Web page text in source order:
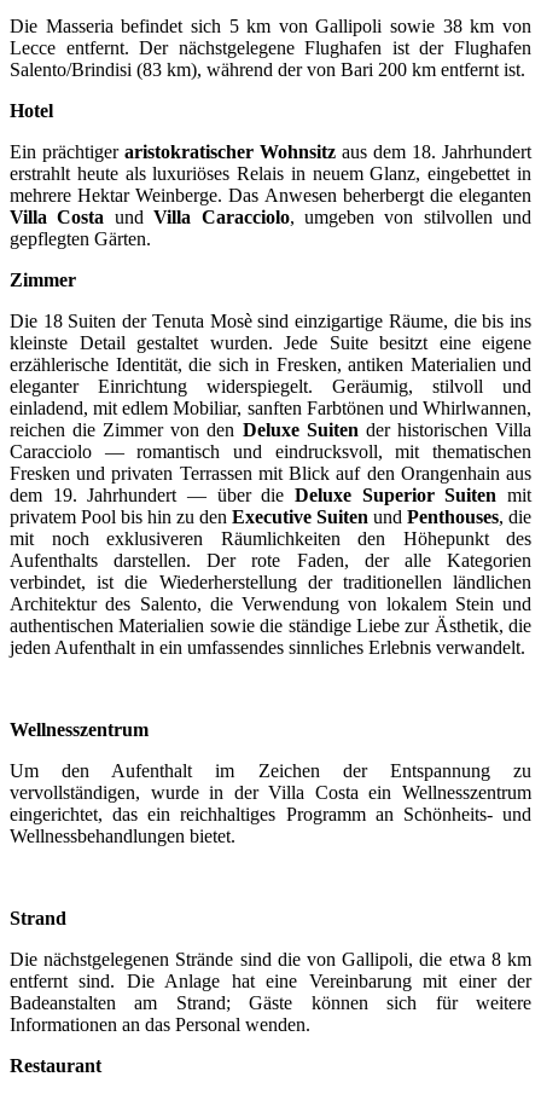
Die Masseria befindet sich 5 km von Gallipoli sowie 38 km von
Lecce entfernt. Der nächstgelegene Flughafen ist der Flughafen
Salento/Brindisi (83 km), während der von Bari 200 km entfernt ist.
Hotel
Ein prächtiger aristokratischer Wohnsitz aus dem 18. Jahrhundert
erstrahlt heute als luxuriöses Relais in neuem Glanz, eingebettet in
mehrere Hektar Weinberge. Das Anwesen beherbergt die eleganten
Villa Costa undVilla Caracciolo, umgeben von stilvollen und
gepflegten Gärten.
Zimmer
Die 18 Suiten der Tenuta Mosè sind einzigartige Räume, die bis ins
kleinste Detail gestaltet wurden. Jede Suite besitzt eine eigene
erzählerische Identität, die sich in Fresken, antiken Materialien und
eleganter Einrichtung widerspiegelt. Geräumig, stilvoll und
einladend, mit edlem Mobiliar, sanften Farbtönen und Whirlwannen,
reichen die Zimmer von den Deluxe Suiten der historischen Villa
Caracciolo — romantisch und eindrucksvoll, mit thematischen
Fresken und privaten Terrassen mit Blick auf den Orangenhain aus
dem 19. Jahrhundert — über die Deluxe Superior Suiten mit
privatem Pool bis hin zu den Executive Suiten und Penthouses, die
mit noch exklusiveren Räumlichkeiten den Höhepunkt des
Aufenthalts darstellen. Der rote Faden, der alle Kategorien
verbindet, ist die Wiederherstellung der traditionellen ländlichen
Architektur des Salento, die Verwendung von lokalem Stein und
authentischen Materialien sowie die ständige Liebe zur Ästhetik, die
jeden Aufenthalt in ein umfassendes sinnliches Erlebnis verwandelt.
Wellnesszentrum
Um den Aufenthalt im Zeichen der Entspannung zu
vervollständigen, wurde in der Villa Costa ein Wellnesszentrum
eingerichtet, das ein reichhaltiges Programm an Schönheits- und
Wellnessbehandlungen bietet.
Strand
Die nächstgelegenen Strände sind die von Gallipoli, die etwa 8 km
entfernt sind. Die Anlage hat eine Vereinbarung mit einer der
Badeanstalten am Strand; Gäste können sich für weitere
Informationen an das Personal wenden.
Restaurant